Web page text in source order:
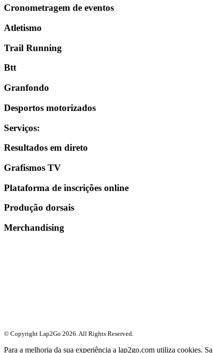
Cronometragem de eventos
Atletismo
Trail Running
Btt
Granfondo
Desportos motorizados
Serviços:
Resultados em direto
Grafismos TV
Plataforma de inscrições online
Produção dorsais
Merchandising
© Copyright Lap2Go 2026 . All Rights Reserved.
Para a melhoria da sua experiência a lap2go.com utiliza cookies.